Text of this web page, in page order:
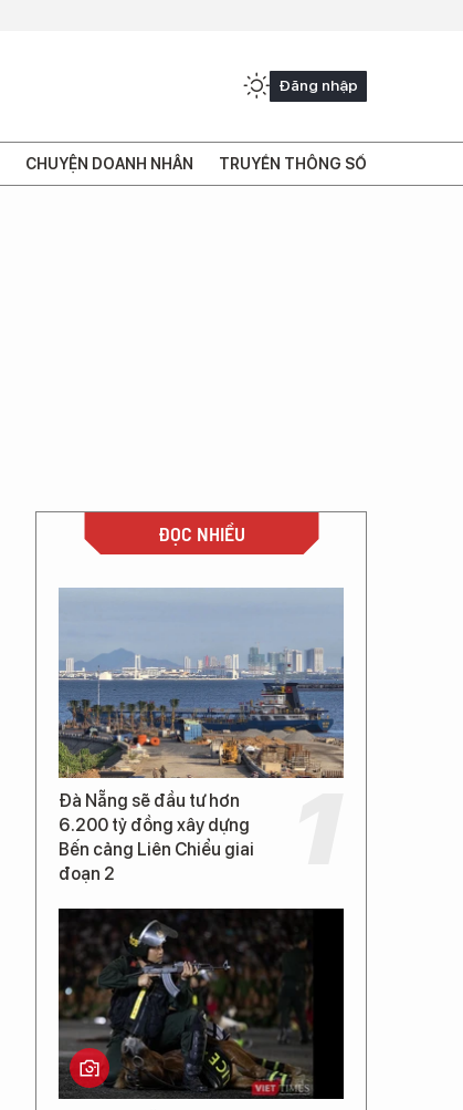
Đăng nhập
CHUYỆN DOANH NHÂN TRUYỀN THÔNG SỐ
ĐỌC NHIỀU
Đà Nẵng sẽ đầu tư hơn
6.200 tỷ đồng xây dựng
Bến cảng Liên Chiểu giai
đoạn 2